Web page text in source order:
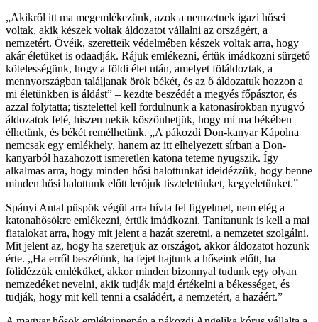
„Akikről itt ma megemlékezünk, azok a nemzetnek igazi hősei
voltak, akik készek voltak áldozatot vállalni az országért, a
nemzetért. Övéik, szeretteik védelmében készek voltak arra, hogy
akár életüket is odaadják. Rájuk emlékezni, értük imádkozni sürgető
kötelességünk, hogy a földi élet után, amelyet föláldoztak, a
mennyországban találjanak örök békét, és az ő áldozatuk hozzon a
mi életünkben is áldást” – kezdte beszédét a megyés főpásztor, és
azzal folytatta; tisztelettel kell fordulnunk a katonasírokban nyugvó
áldozatok felé, hiszen nekik köszönhetjük, hogy mi ma békében
élhetünk, és békét remélhetünk. „A pákozdi Don-kanyar Kápolna
nemcsak egy emlékhely, hanem az itt elhelyezett sírban a Don-
kanyarból hazahozott ismeretlen katona teteme nyugszik. Így
alkalmas arra, hogy minden hősi halottunkat ideidézzük, hogy benne
minden hősi halottunk előtt lerójuk tiszteletünket, kegyeletünket.”
Spányi Antal püspök végül arra hívta fel figyelmet, nem elég a
katonahősökre emlékezni, értük imádkozni. Tanítanunk is kell a mai
fiatalokat arra, hogy mit jelent a hazát szeretni, a nemzetet szolgálni.
Mit jelent az, hogy ha szeretjük az országot, akkor áldozatot hozunk
érte. „Ha erről beszélünk, ha fejet hajtunk a hőseink előtt, ha
fölidézzük emléküket, akkor minden bizonnyal tudunk egy olyan
nemzedéket nevelni, akik tudják majd értékelni a békességet, és
tudják, hogy mit kell tenni a családért, a nemzetért, a hazáért.”